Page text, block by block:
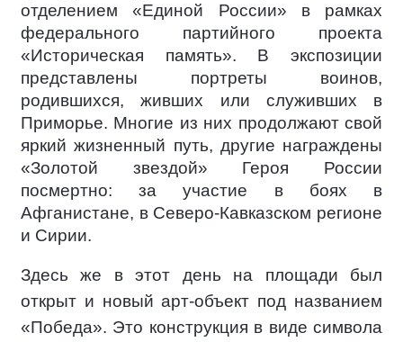
отделением «Единой России» в рамках
федерального партийного проекта
«Историческая память». В экспозиции
представлены портреты воинов,
родившихся, живших или служивших в
Приморье. Многие из них продолжают свой
яркий жизненный путь, другие награждены
«Золотой звездой» Героя России
посмертно: за участие в боях в
Афганистане, в Северо-Кавказском регионе
и Сирии.
Здесь же в этот день на площади был
открыт и новый арт-объект под названием
«Победа». Это конструкция в виде символа